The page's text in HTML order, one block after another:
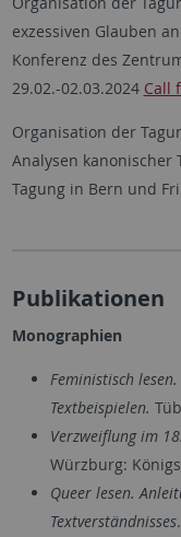
exzessiven Glauben
Konferenz des
29.02.-02.03.2024 Call
Organisation der
Analysen kanonischer
Tagung in Bern und
Publikationen
Monographien
Feministisch
Textbeispielen.
Verzweiflung im
Würzburg:
Queer lesen.
Textverständnisses